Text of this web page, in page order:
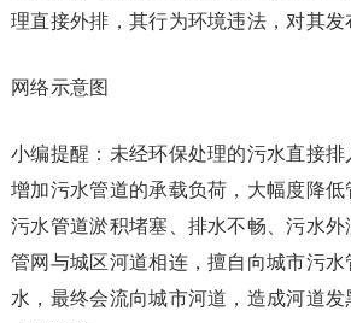
理直接外排，其行为环境违法，对其发
网络示意图
小编提醒：未经环保处理的污水直接
增加污水管道的承载负荷，大幅度降
污水管道淤积堵塞、排水不畅、污水
管网与城区河道相连，擅自向城市污
水，最终会流向城市河道，造成河道